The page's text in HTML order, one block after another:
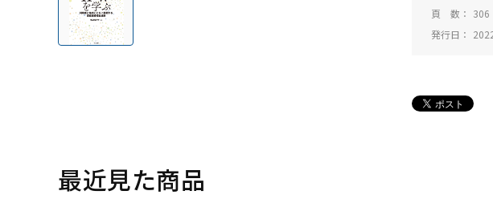
頁 数
306
発行日
最近見た商品